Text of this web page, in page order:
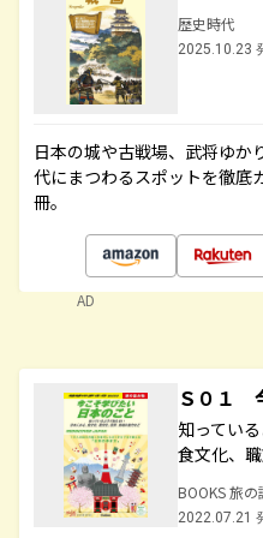
歴史時代
2025.10.23
日本の城や古戦場、武将ゆか
代にまつわるスポットを徹底
冊。
AD
Ｓ０１
知ってい
食文化、
BOOKS 旅
2022.07.21